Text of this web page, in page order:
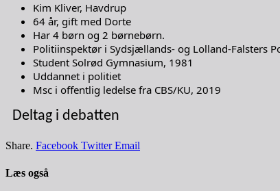
Kim Kliver, Havdrup
64 år, gift med Dorte
Har 4 børn og 2 børnebørn.
Politiinspektør i Sydsjællands- og Lolland-Falsters
Student Solrød Gymnasium, 1981
Uddannet i politiet
Msc i offentlig ledelse fra CBS/KU, 2019
Deltag i debatten
Share. Facebook Twitter Email
Læs også